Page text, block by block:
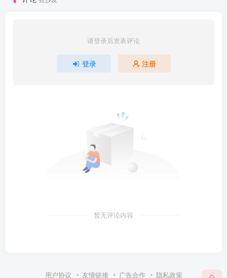
请登录后发表评论
登录 注册
暂无评论内容
用户协议 友情链接 广告合作 隐私政策